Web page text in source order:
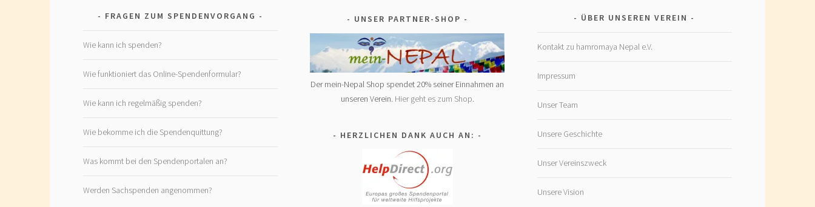
FRAGEN ZUM SPENDENVORGANG
Wie kann ich spenden?
Wie funktioniert das Online-Spendenformular?
Wie kann ich regelmäßig spenden?
Wie bekomme ich die Spendenquittung?
Was kommt bei den Spendenportalen an?
Werden Sachspenden angenommen?
UNSER PARTNER-SHOP
Der mein-Nepal Shop spendet 20% seiner Einnahmen an
unseren Verein. Hier geht es zum Shop.
HERZLICHEN DANK AUCH AN:
ÜBER UNSEREN VEREIN
Kontakt zu hamromaya Nepal e.V.
Impressum
Unser Team
Unsere Geschichte
Unser Vereinszweck
Unsere Vision